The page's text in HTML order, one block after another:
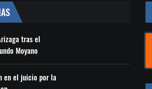
tras el
Moyano
en el juicio por la